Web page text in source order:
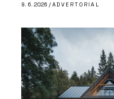
9. 6. 2026 / ADVERTORIAL